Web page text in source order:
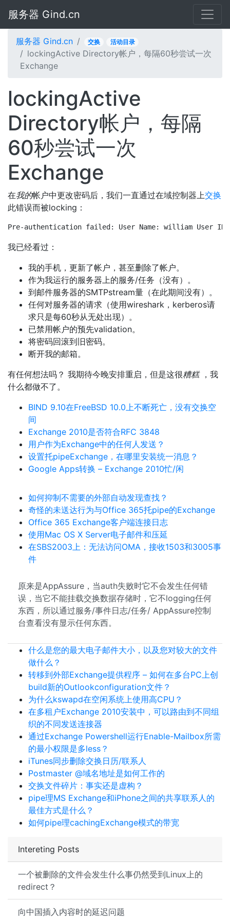
服务器 Gind.cn
服务器 Gind.cn 交换 活动目录
lockingActive Directory帐户，每隔60秒尝试一次
Exchange
Intereting Posts
一个被删除的文件会发生什么事仍然受到Linux上的
redirect？
向中国插入内容时的延迟问题
lockingActive
Directory帐户，每隔
60秒尝试一次
Exchange
在我的帐户中更改密码后，我们一直通过在域控制器上交换
此错误而被locking：
Pre-authentication failed: User Name: william User
我已经看过：
我的手机，更新了帐户，甚至删除了帐户。
作为我运行的服务器上的服务/任务（没有）。
到邮件服务器的SMTPstream量（在此期间没有）。
任何对服务器的请求（使用wireshark，kerberos请
求只是每60秒从无处出现）。
已禁用帐户的预先validation。
将密码回滚到旧密码。
断开我的邮箱。
有任何想法吗？ 我期待今晚安排重启，但是这很糟糕，我
什么都做不了。
BIND 9.10在FreeBSD 10.0上不断死亡，没有交换空
间
Exchange 2010是否符合RFC 3848
用户作为Exchange中的任何人发送？
设置托pipeExchange，在哪里安装统一消息？
Google Apps转换 – Exchange 2010忙/闲
如何抑制不需要的外部自动发现查找？
奇怪的未送达行为与Office 365托pipe的Exchange
Office 365 Exchange客户端连接日志
使用Mac OS X Server电子邮件和压延
在SBS2003上：无法访问OMA，接收1503和3005事
件
原来是AppAssure，当auth失败时它不会发生任何错
误，当它不能挂载交换数据存储时，它不logging任何
东西，所以通过服务/事件日志/任务/ AppAssure控制
台查看没有显示任何东西。
什么是您的最大电子邮件大小，以及您对较大的文件
做什么？
转移到外部Exchange提供程序 – 如何在多台PC上创
build新的Outlookconfiguration文件？
为什么kswapd在空闲系统上使用高CPU？
在多租户Exchange 2010安装中，可以路由到不同组
织的不同发送连接器
通过Exchange Powershell运行Enable-Mailbox所需
的最小权限是多less？
iTunes同步删除交换日历/联系人
Postmaster @域名地址是如何工作的
交换文件碎片：事实还是虚构？
pipe理MS Exchange和iPhone之间的共享联系人的
最佳方式是什么？
如何pipe理cachingExchange模式的带宽